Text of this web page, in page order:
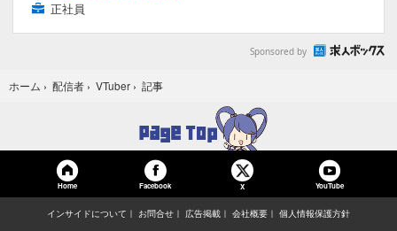
正社員
Sponsored by
ホーム › 配信者 › VTuber › 記事
Home Facebook X YouTube
インサイドについて お問合せ 広告掲載 会社概要 個人情報保護方針